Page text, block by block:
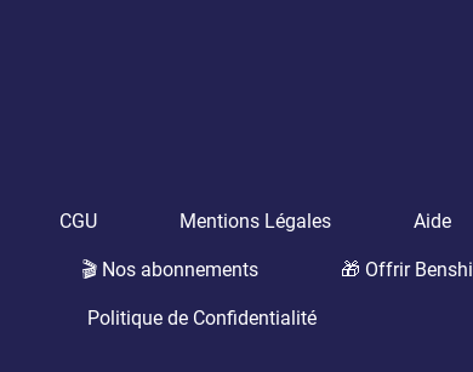
CGU Mentions Légales Aide
🎬 Nos abonnements 🎁 Offrir Benshi
Politique de Confidentialité